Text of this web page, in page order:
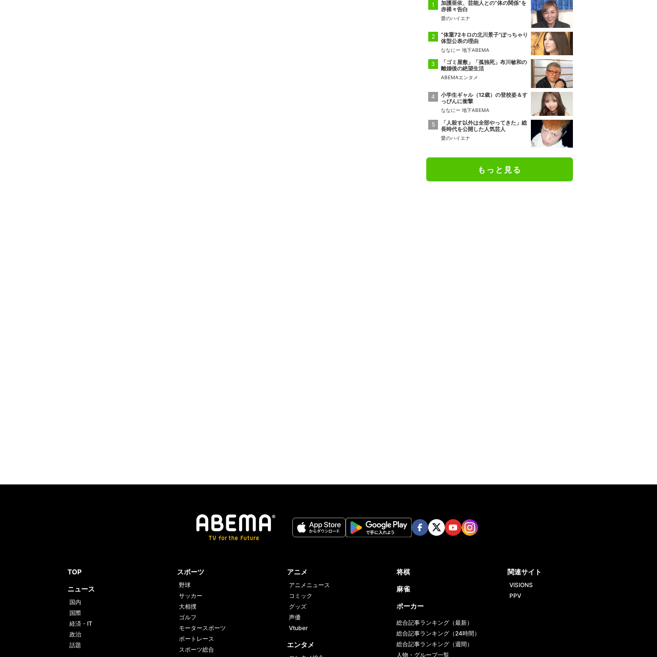
加護亜依、芸能人との“体の関係”を
赤裸々告白
愛のハイエナ
“体重72キロの北川景子”ぽっちゃり
体型公表の理由
ななにー 地下ABEMA
「ゴミ屋敷」「孤独死」布川敏和の
離婚後の絶望生活
ABEMAエンタメ
小学生ギャル（12歳）の登校姿＆す
っぴんに衝撃
ななにー 地下ABEMA
「人殺す以外は全部やってきた」総
長時代を公開した人気芸人
愛のハイエナ
もっと見る
TOP
ニュース
国内
国際
経済・IT
政治
話題
スポーツ
野球
サッカー
大相撲
ゴルフ
モータースポーツ
ボートレース
スポーツ総合
アニメ
アニメニュース
コミック
グッズ
声優
Vtuber
エンタメ
将棋
麻雀
ポーカー
総合記事ランキング（最新）
総合記事ランキング（24時間）
総合記事ランキング（週間）
人物・グループ一覧
関連サイト
VISIONS
PPV